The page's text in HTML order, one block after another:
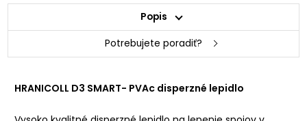
Popis
Potrebujete poradiť?
HRANICOLL D3 SMART- PVAc disperzné lepidlo